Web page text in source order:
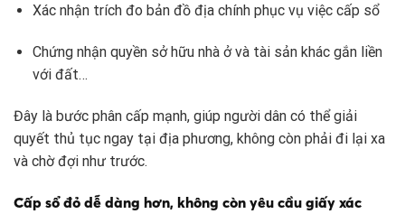
Xác nhận trích đo bản đồ địa chính phục vụ việc cấp sổ
Chứng nhận quyền sở hữu nhà ở và tài sản khác gắn liền
với đất…
Đây là bước phân cấp mạnh, giúp người dân có thể giải
quyết thủ tục ngay tại địa phương, không còn phải đi lại xa
và chờ đợi như trước.
Cấp sổ đỏ dễ dàng hơn, không còn yêu cầu giấy xác